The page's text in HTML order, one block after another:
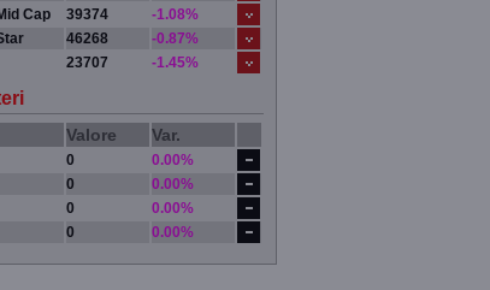
Cap
39374
-1.08%
46268
-0.87%
23707 -1.45%
Valore Var.
0
0.00%
0
0.00%
0
0.00%
0 0.00%